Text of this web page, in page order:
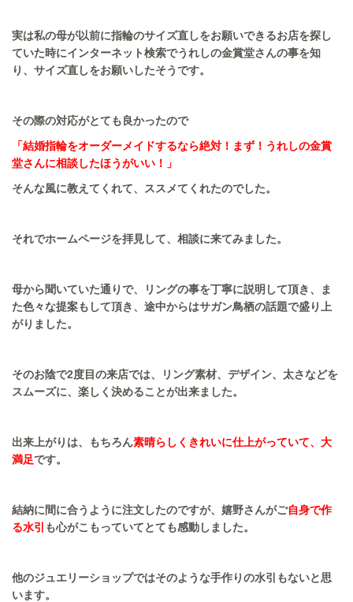
実は私の母が以前に指輪のサイズ直しをお願いできるお店を探し
ていた時にインターネット検索でうれしの金賞堂さんの事を知
り、サイズ直しをお願いしたそうです。
その際の対応がとても良かったので
「結婚指輪をオーダーメイドするなら絶対！まず！うれしの金賞
堂さんに相談したほうがいい！」
そんな風に教えてくれて、ススメてくれたのでした。
それでホームページを拝見して、相談に来てみました。
母から聞いていた通りで、リングの事を丁寧に説明して頂き、ま
た色々な提案もして頂き、途中からはサガン鳥栖の話題で盛り上
がりました。
そのお陰で2度目の来店では、リング素材、デザイン、太さなどを
スムーズに、楽しく決めることが出来ました。
出来上がりは、もちろん素晴らしくきれいに仕上がっていて、大
満足です。
結納に間に合うように注文したのですが、嬉野さんがご自身で作
る水引 も心がこもっていてとても感動しました。
他のジュエリーショップではそのような手作りの水引もないと思
います。